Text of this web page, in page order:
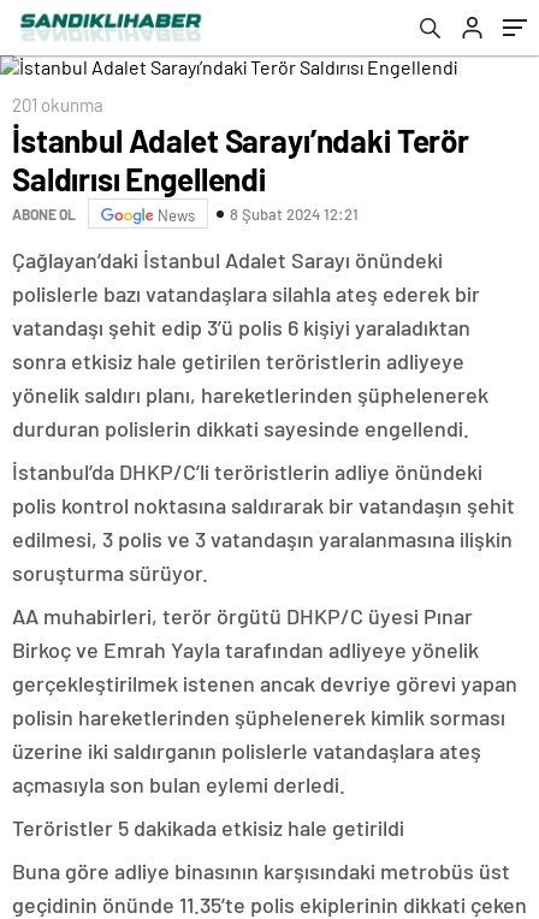
201 okunma
İstanbul Adalet Sarayı’ndaki Terör
Saldırısı Engellendi
ABONE OL News 8 Şubat 2024 12:21
Çağlayan’daki İstanbul Adalet Sarayı önündeki
polislerle bazı vatandaşlara silahla ateş ederek bir
vatandaşı şehit edip 3’ü polis 6 kişiyi yaraladıktan
sonra etkisiz hale getirilen teröristlerin adliyeye
yönelik saldırı planı, hareketlerinden şüphelenerek
durduran polislerin dikkati sayesinde engellendi.
İstanbul’da DHKP/C’li teröristlerin adliye önündeki
polis kontrol noktasına saldırarak bir vatandaşın şehit
edilmesi, 3 polis ve 3 vatandaşın yaralanmasına ilişkin
soruşturma sürüyor.
AA muhabirleri, terör örgütü DHKP/C üyesi Pınar
Birkoç ve Emrah Yayla tarafından adliyeye yönelik
gerçekleştirilmek istenen ancak devriye görevi yapan
polisin hareketlerinden şüphelenerek kimlik sorması
üzerine iki saldırganın polislerle vatandaşlara ateş
açmasıyla son bulan eylemi derledi.
Teröristler 5 dakikada etkisiz hale getirildi
Buna göre adliye binasının karşısındaki metrobüs üst
geçidinin önünde 11.35’te polis ekiplerinin dikkati çeken